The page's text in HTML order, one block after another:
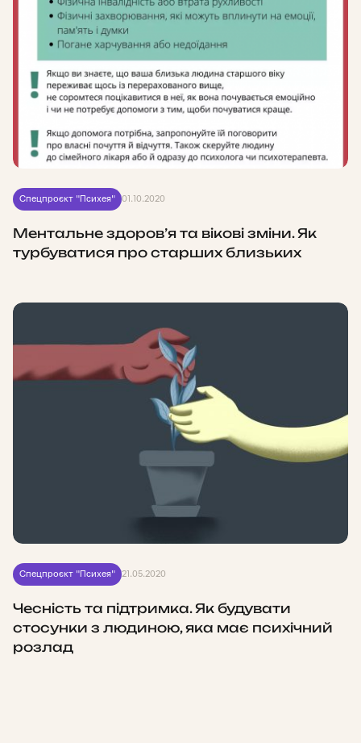
Спецпроєкт "Психея" 01.10.2020
Ментальне здоров’я та вікові зміни. Як
турбуватися про старших близьких
Спецпроєкт "Психея" 21.05.2020
Чесність та підтримка. Як будувати
стосунки з людиною, яка має психічний
розлад